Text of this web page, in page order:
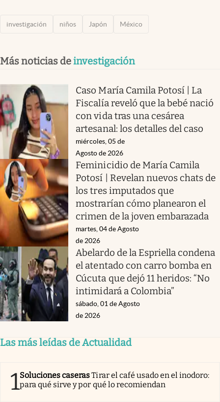
investigación niños Japón México
Más noticias deinvestigación
Caso María Camila Potosí | La
Fiscalía reveló que la bebé nació
con vida tras una cesárea
artesanal: los detalles del caso
miércoles, 05 de
Agosto de 2026
Feminicidio de María Camila
Potosí | Revelan nuevos chats de
los tres imputados que
mostrarían cómo planearon el
crimen de la joven embarazada
martes, 04 de Agosto
de 2026
Abelardo de la Espriella condena
el atentado con carro bomba en
Cúcuta que dejó 11 heridos: “No
intimidará a Colombia”
sábado, 01 de Agosto
de 2026
Las más leídas de Actualidad
1Soluciones caserasTirar el café usado en el inodoro:
para qué sirve y por qué lo recomiendan